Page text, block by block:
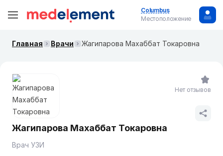
Columbus
Местоположение
Главная Врачи Жагипарова Махаббат Токаровна
Жагипарова Махаббат Токаровна
Врач УЗИ
Нет отзывов